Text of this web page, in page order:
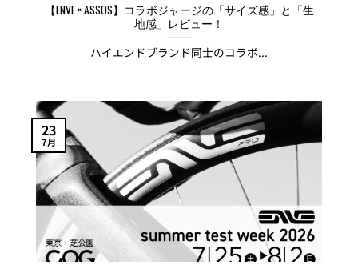
【ENVE × ASSOS】コラボジャージの「サイズ感」と「生
地感」レビュー！
ハイエンドブランド同士のコラボ...
23
7月